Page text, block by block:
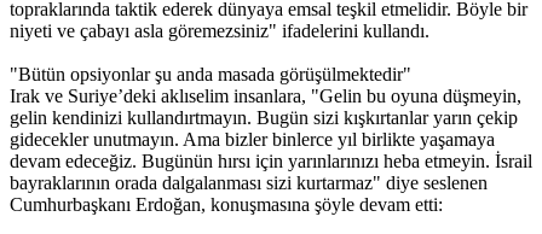
topraklarında taktik ederek dünyaya emsal teşkil etmelidir. Böyle bir
niyeti ve çabayı asla göremezsiniz" ifadelerini kullandı.
"Bütün opsiyonlar şu anda masada görüşülmektedir"
Irak ve Suriye’deki aklıselim insanlara, "Gelin bu oyuna düşmeyin,
gelin kendinizi kullandırtmayın. Bugün sizi kışkırtanlar yarın çekip
gidecekler unutmayın. Ama bizler binlerce yıl birlikte yaşamaya
devam edeceğiz. Bugünün hırsı için yarınlarınızı heba etmeyin. İsrail
bayraklarının orada dalgalanması sizi kurtarmaz" diye seslenen
Cumhurbaşkanı Erdoğan, konuşmasına şöyle devam etti: